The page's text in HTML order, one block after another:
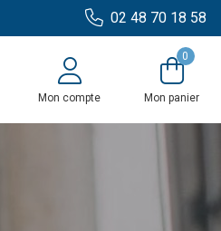
02 48 70 18 58
Mon compte
0
Mon panier